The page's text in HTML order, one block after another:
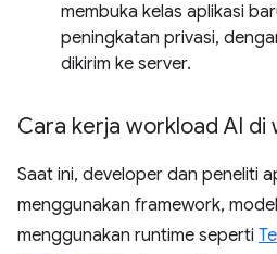
membuka kelas aplikasi
peningkatan privasi,
dikirim ke server.
Cara kerja workload AI di
Saat ini, developer dan peneliti
menggunakan framework,
menggunakan runtime seperti